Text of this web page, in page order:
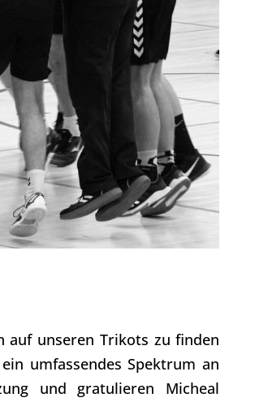
auf unseren Trikots zu finden
umfassendes Spektrum an
und gratulieren Micheal